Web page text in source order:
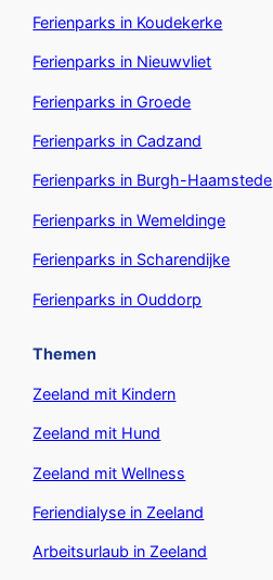
Ferienparks in Koudekerke
Ferienparks in Nieuwvliet
Ferienparks in Groede
Ferienparks in Cadzand
Ferienparks in Burgh-Haamstede
Ferienparks in Wemeldinge
Ferienparks in Scharendijke
Ferienparks in Ouddorp
Themen
Zeeland mit Kindern
Zeeland mit Hund
Zeeland mit Wellness
Feriendialyse in Zeeland
Arbeitsurlaub in Zeeland